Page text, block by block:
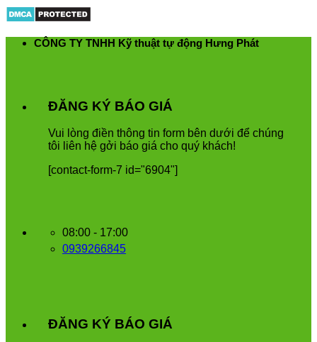
content
CÔNG TY TNHH Kỹ thuật tự động Hưng Phát
ĐĂNG KÝ BÁO GIÁ
Vui òng điền thông tin form bên dưới để chúng
tôi liên hệ gởi báo giá cho quý khách!
[contact-form-7 id="6904"]
08:00 - 17:00
0939266845
ĐĂNG KÝ BÁO GIÁ